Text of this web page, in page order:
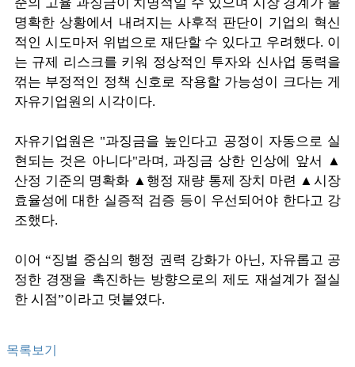
명확한 상황에서 내려지는 사후적 판단이 기업의 혁신
적인 시도마저 위법으로 재단할 수 있다고 우려했다. 이
는 규제 리스크를 키워 정상적인 투자와 신사업 동력을
꺾는 부정적인 정책 신호로 작용할 가능성이 크다는 게
자유기업원의 시각이다.
자유기업원은 "과징금을 높인다고 공정이 자동으로 실
현되는 것은 아니다"라며, 과징금 상한 인상에 앞서 ▲
산정 기준의 명확화 ▲행정 재량 통제 장치 마련 ▲시장
효율성에 대한 실증적 검증 등이 우선되어야 한다고 강
조했다.
이어 “징벌 중심의 행정 권력 강화가 아닌, 자유롭고 공
정한 경쟁을 촉진하는 방향으로의 제도 재설계가 절실
한 시점”이라고 덧붙였다.
목록보기